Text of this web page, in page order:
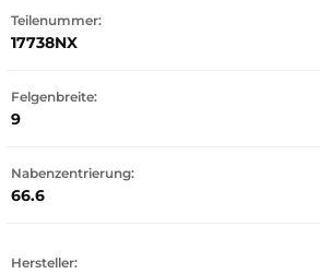
Teilenummer:
17738NX
Felgenbreite:
9
Nabenzentrierung:
66.6
Hersteller: